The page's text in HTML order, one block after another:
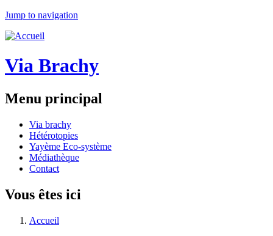
Jump to navigation
Via Brachy
Menu principal
Via brachy
Hétérotopies
Yayème Eco-système
Médiathèque
Contact
Vous êtes ici
Accueil